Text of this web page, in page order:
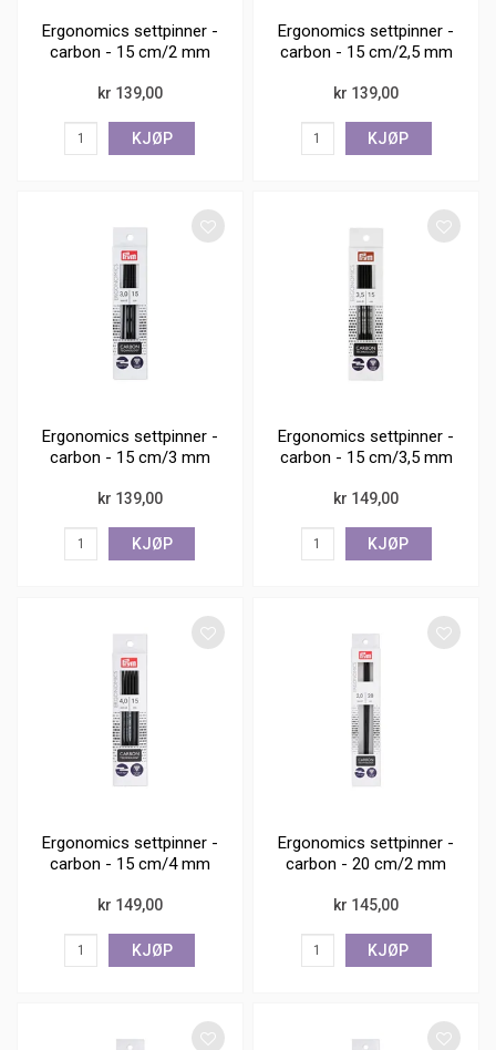
Ergonomics settpinner -
carbon - 15 cm/2 mm
kr 139,00
KJØP
Ergonomics settpinner -
carbon - 15 cm/2,5 mm
kr 139,00
KJØP
Ergonomics settpinner -
carbon - 15 cm/3 mm
kr 139,00
KJØP
Ergonomics settpinner -
carbon - 15 cm/3,5 mm
kr 149,00
KJØP
Ergonomics settpinner -
carbon - 15 cm/4 mm
kr 149,00
KJØP
Ergonomics settpinner -
carbon - 20 cm/2 mm
kr 145,00
KJØP